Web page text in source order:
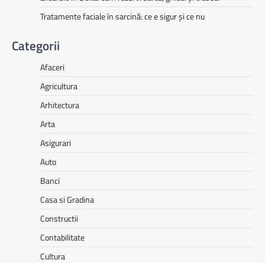
Tratamente faciale în sarcină: ce e sigur și ce nu
Categorii
Afaceri
Agricultura
Arhitectura
Arta
Asigurari
Auto
Banci
Casa si Gradina
Constructii
Contabilitate
Cultura